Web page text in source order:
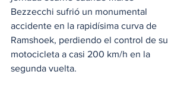
Bezzecchi sufrió un monumental
accidente en la rapidísima curva de
Ramshoek, perdiendo el control de su
motocicleta a casi 200 km/h en la
segunda vuelta.